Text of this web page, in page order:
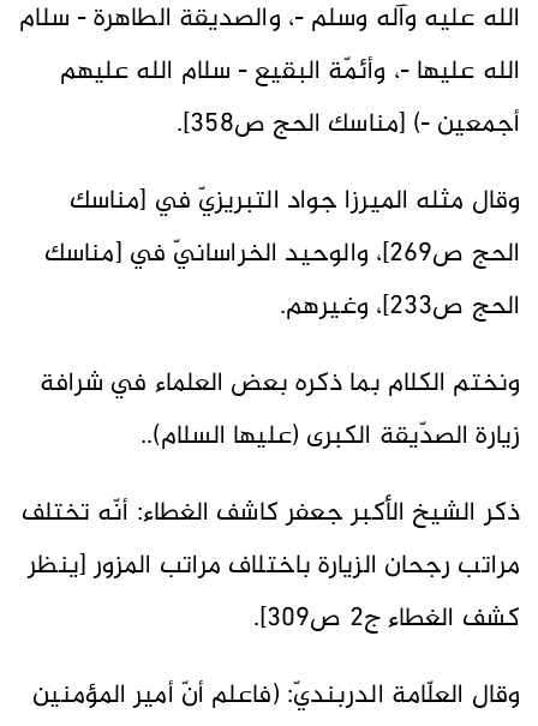
الله عليه وآله وسلم -، والصديقة الطاهرة - سلام
الله عليها -، وأئمّة البقيع - سلام الله عليهم
أجمعين -) [مناسك الحج ص358].
وقال مثله الميرزا جواد التبريزيّ في [مناسك
الحج ص269]، والوحيد الخراسانيّ في [مناسك
الحج ص233]، وغيرهم.
ونختم الكلام بما ذكره بعض العلماء في شرافة
زيارة الصدّيقة الكبرى (عليها السلام)..
ذكر الشيخ الأكبر جعفر كاشف الغطاء: أنّه تختلف
مراتب رجحان الزيارة باختلاف مراتب المزور [ينظر
كشف الغطاء ج2 ص309].
وقال العلّامة الدربنديّ: (فاعلم أنّ أمير المؤمنين